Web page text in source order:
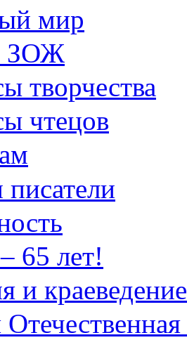
мир
ЗОЖ
творчества
чтецов
65 лет!
и краеведение